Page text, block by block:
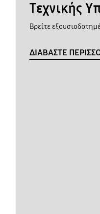
Τεχνικής
Βρείτε
ΔΙΑΒΑΣΤΕ